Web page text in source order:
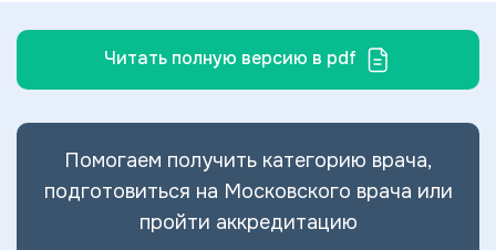
Читать полную версию в pdf
Помогаем получить категорию врача,
подготовиться на Московского врача или
пройти аккредитацию